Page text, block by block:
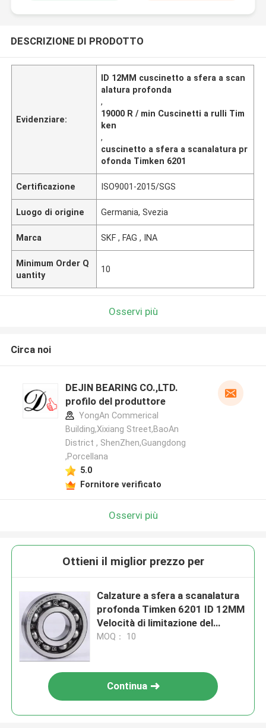
DESCRIZIONE DI PRODOTTO
Evidenziare:
ID 12MM cuscinetto a sfera a scan
alatura profonda
,
19000 R / min Cuscinetti a rulli Tim
ken
,
cuscinetto a sfera a scanalatura pr
ofonda Timken 6201
Certificazione ISO9001-2015/SGS
Luogo di origine Germania, Svezia
Marca SKF , FAG , INA
Minimum Order Q
uantity
10
Osservi più
Circa noi
DEJIN BEARING CO.,LTD.
profilo del produttore
YongAn Commerical
Building,Xixiang Street,BaoAn
District , ShenZhen,Guangdong
,Porcellana
5.0
Fornitore verificato
Osservi più
Ottieni il miglior prezzo per
Calzature a sfera a scanalatura
profonda Timken 6201 ID 12MM
Velocità di limitazione del
grasso 19000 R / min
MOQ： 10
Continua